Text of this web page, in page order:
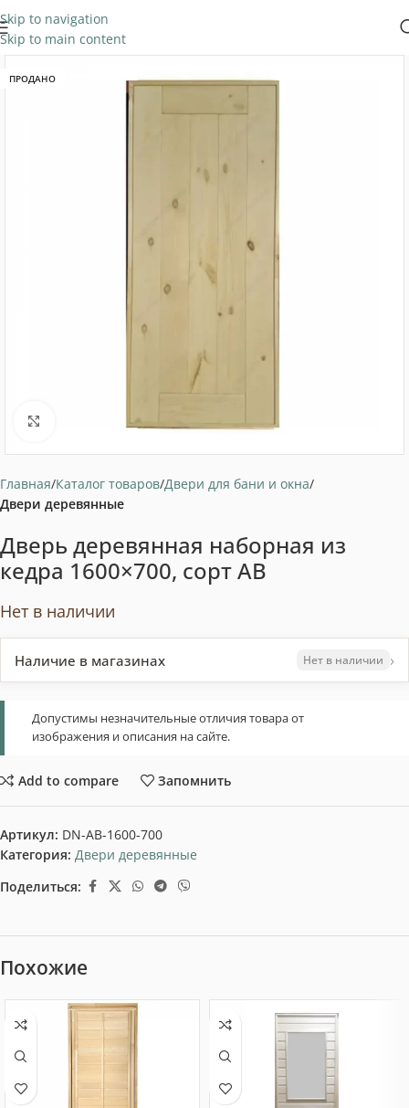
Skip to navigation
Skip to main content
ПРОДАНО
Нажмите, чтобы увеличить
Главная Каталог товаров Двери для бани и окна
Двери деревянные
Дверь деревянная наборная из
кедра 1600×700, сорт АB
Нет в наличии
Наличие в магазинах Нет в наличии ›
Допустимы незначительные отличия товара от
изображения и описания на сайте.
Add to compare Запомнить
Артикул: DN-AB-1600-700
Категория: Двери деревянные
Поделиться:
Похожие